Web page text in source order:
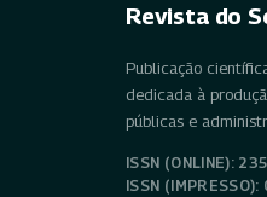
Revista do
Publicação
dedicada à
públicas e
ISSN (ONLINE):
ISSN